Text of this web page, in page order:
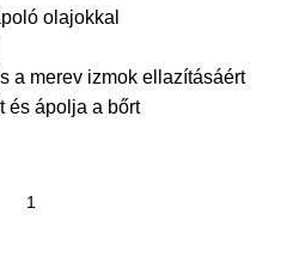
olajokkal
a merev izmok ellazításáért
és ápolja a bőrt